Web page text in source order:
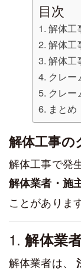
目次
解体工
解体工
解体工
クレー
クレー
まとめ
解体工事の
解体工事で発
解体業者・施
ことがあります
1.解体業
解体業者は、